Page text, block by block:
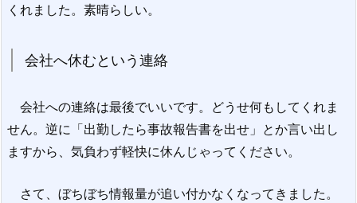
くれました。素晴らしい。
会社へ休むという連絡
会社への連絡は最後でいいです。どうせ何もしてくれま
せん。逆に「出勤したら事故報告書を出せ」とか言い出し
ますから、気負わず軽快に休んじゃってください。
さて、ぼちぼち情報量が追い付かなくなってきました。